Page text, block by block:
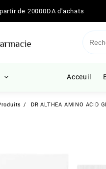
de 20000DA d'achats
Acceuil
DR ALTHEA AMINO ACID